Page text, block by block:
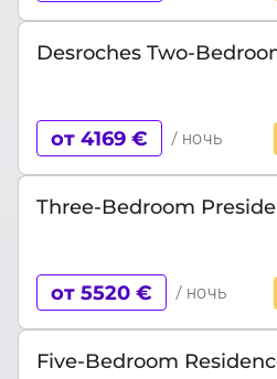
Desroches Two-
от 4169 € / ночь
Three-Bedroom
от 5520 € / ночь
Five-Bedroom